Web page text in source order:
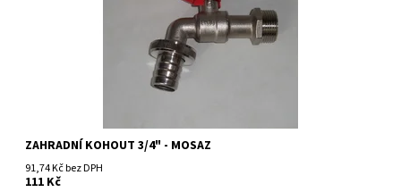
ZAHRADNÍ KOHOUT 3/4" - MOSAZ
91,74 Kč bez DPH
111 Kč